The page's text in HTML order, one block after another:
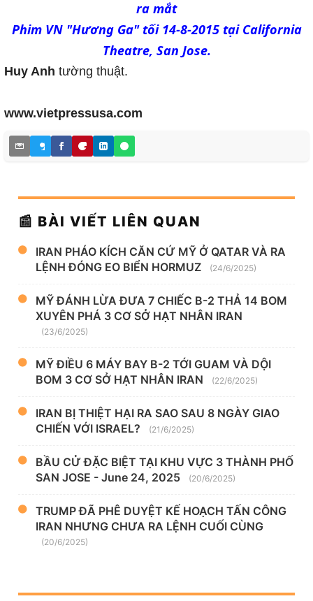
ra mắt
Phim VN "Hương Ga" tối 14-8-2015 tại California
Theatre, San Jose.
Huy Anh tường thuật.
www.vietpressusa.com
📰 BÀI VIẾT LIÊN QUAN
IRAN PHÁO KÍCH CĂN CỨ MỸ Ở QATAR VÀ RA
LỆNH ĐÓNG EO BIỂN HORMUZ
(24/6/2025)
MỸ ĐÁNH LỪA ĐƯA 7 CHIẾC B-2 THẢ 14 BOM
XUYÊN PHÁ 3 CƠ SỞ HẠT NHÂN IRAN
(23/6/2025)
MỸ ĐIỀU 6 MÁY BAY B-2 TỚI GUAM VÀ DỘI
BOM 3 CƠ SỞ HẠT NHÂN IRAN
(22/6/2025)
IRAN BỊ THIỆT HẠI RA SAO SAU 8 NGÀY GIAO
CHIẾN VỚI ISRAEL?
(21/6/2025)
BẦU CỬ ĐẶC BIỆT TẠI KHU VỰC 3 THÀNH PHỐ
SAN JOSE - June 24, 2025
(20/6/2025)
TRUMP ĐÃ PHÊ DUYỆT KẾ HOẠCH TẤN CÔNG
IRAN NHƯNG CHƯA RA LỆNH CUỐI CÙNG
(20/6/2025)